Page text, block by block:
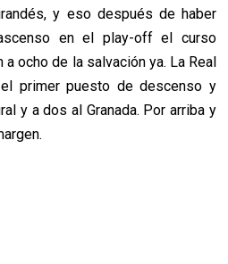
y eso después de haber
en el play-off el curso
ocho de la salvación ya. La Real
primer puesto de descenso y
y a dos al Granada. Por arriba y